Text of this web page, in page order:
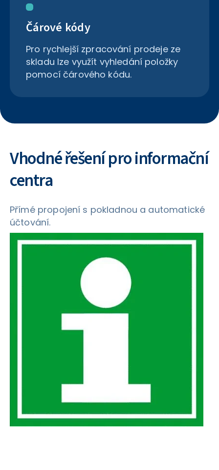
Čárové kódy
Pro rychlejší zpracování prodeje ze
skladu lze využít vyhledání položky
pomocí čárového kódu.
Vhodné řešení pro informační
centra
Přímé propojení s pokladnou a automatické
účtování.